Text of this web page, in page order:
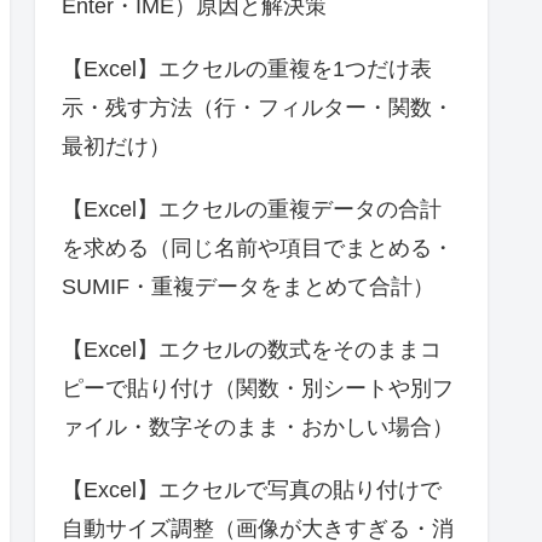
Enter・IME）原因と解決策
【Excel】エクセルの重複を1つだけ表
示・残す方法（行・フィルター・関数・
最初だけ）
【Excel】エクセルの重複データの合計
を求める（同じ名前や項目でまとめる・
SUMIF・重複データをまとめて合計）
【Excel】エクセルの数式をそのままコ
ピーで貼り付け（関数・別シートや別フ
ァイル・数字そのまま・おかしい場合）
【Excel】エクセルで写真の貼り付けで
自動サイズ調整（画像が大きすぎる・消